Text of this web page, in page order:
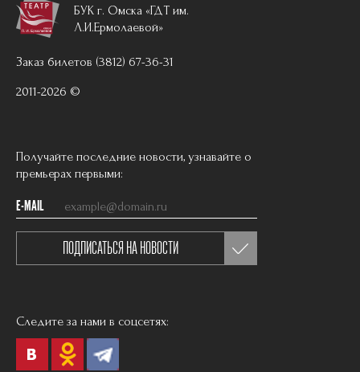
БУК г. Омска «ГДТ им.
Л.И.Ермолаевой»
Заказ билетов (3812) 67-36-31
2011-2026 ©
Получайте последние новости, узнавайте о
премьерах первыми:
E-MAIL
ПОДПИСАТЬСЯ НА НОВОСТИ
Следите за нами в соцсетях: